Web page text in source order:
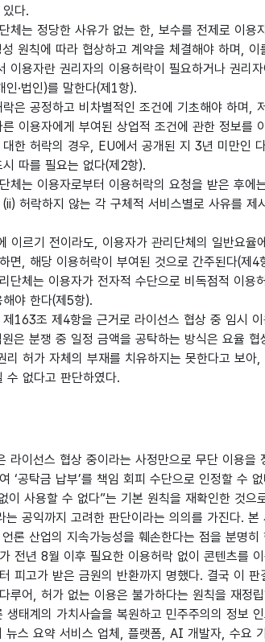
다.
체는 정당한 사유가 없는 한, 보수를 전제로 이용
성 원칙에 따라 협상하고 계약을 체결해야 하며,
이용자란 권리자의 이용허락이 필요하거나 권리
·법인)를 말한다(제1항).
은 공정하고 비차별적인 조건에 기초해야 하며,
이용자에게 부여된 상업적 조건에 관한 정보를
한 허락의 경우, EU에서 공개된 지 3년 미만인
따를 필요는 없다(제2항).
체는 이용자로부터 이용허락의 요청을 받은 후에
허락하지 않는 각 구체적 서비스별로 사유를 제
이르기 전이라도, 이용자가 관리단체의 일반요율
면, 해당 이용허락이 부여된 것으로 간주된다(제4
단체는 이용자가 전자적 수단으로 비독점적 이용
야 한다(제5항).
163조 제4항을 근거로 라이선스 협상 중 임시
은 분쟁 중 일정 금액을 공탁하는 방식은 요율 협
리 허가 자체의 부재를 치유하지는 못한다고 보아
수 없다고 판단하였다.
라이선스 협상 중이라는 사정만으로 무단 이용을
‘공탁금 납부’를 책임 회피 수단으로 인정할 수
이 사용할 수 없다”는 기본 원칙을 재확인한 것으
는 공익까지 고려한 판단이라는 의의를 가진다. 본
론 산업의 지속가능성을 훼손한다는 점을 분명
전년 8월 이후 필요한 이용허락 없이 콘텐츠를
피고가 받은 금원의 반환까지 명했다. 결국 이 판
루어, 허가 없는 이용은 불가하다는 원칙을 재정
생태계의 가치사슬을 복원하고 민주주의의 정보
뉴스 요약 서비스 업체, 플랫폼, AI 개발자, 수요